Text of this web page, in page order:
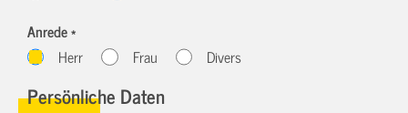
Anrede *
Herr
Frau Divers
Persönliche Daten